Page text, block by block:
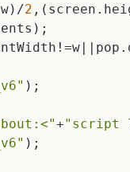
2
);
+"script
);